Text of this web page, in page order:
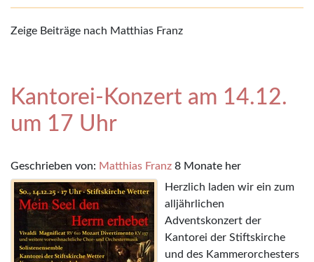
Zeige Beiträge nach Matthias Franz
Kantorei-Konzert am 14.12.
um 17 Uhr
Geschrieben von: Matthias Franz 8 Monate her
Herzlich laden wir ein zum
alljährlichen
Adventskonzert der
Kantorei der Stiftskirche
und des Kammerorchesters